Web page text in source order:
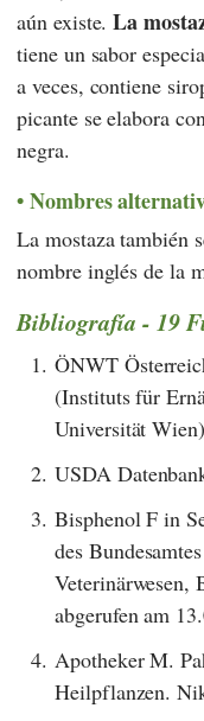
aún existe.La
tiene un sabor
a veces, contiene
picante se elabora
negra.
Nombres
La mostaza también
nombre inglés de la
Bibliografía - 19
1. ÖNWT
(Instituts für
Universität
2. USDA
3. Bisphenol F in
des
Veterinärwesen,
abgerufen am
4. Apotheker M.
Heilpflanzen.